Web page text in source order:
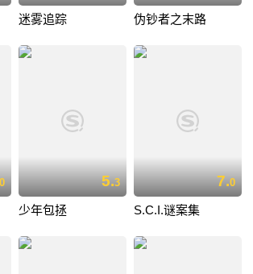
迷雾追踪 伪钞者之末路
0 5.3
少年包拯
7.0
S.C.I.谜案集